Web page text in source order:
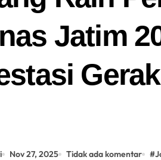
Jatim
Nov 27, 2025 Tidak ada komentar #